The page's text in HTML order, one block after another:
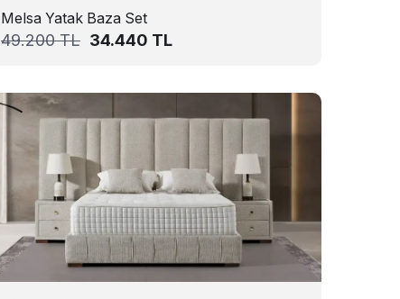
Melsa Yatak Baza Set
49.200TL 34.440 TL